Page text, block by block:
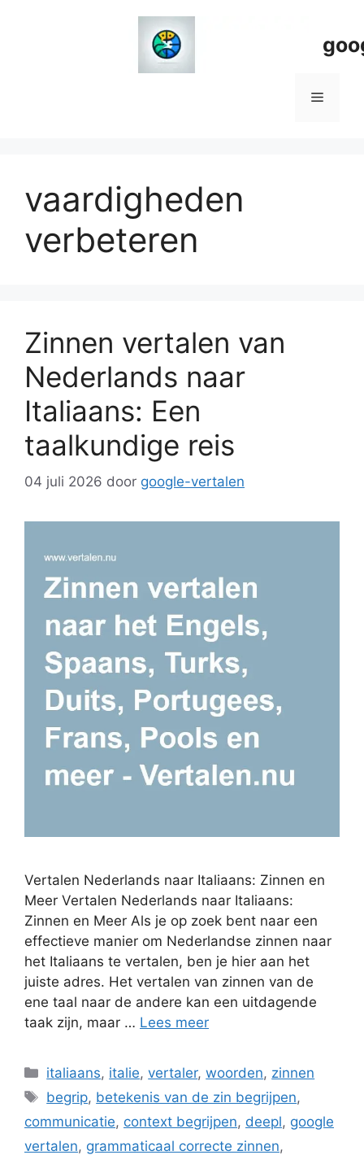
Menu
vaardigheden
verbeteren
Zinnen vertalen van
Nederlands naar
Italiaans: Een
taalkundige reis
04 juli 2026 door google-vertalen
Vertalen Nederlands naar Italiaans: Zinnen en
Meer Vertalen Nederlands naar Italiaans:
Zinnen en Meer Als je op zoek bent naar een
effectieve manier om Nederlandse zinnen naar
het Italiaans te vertalen, ben je hier aan het
juiste adres. Het vertalen van zinnen van de
ene taal naar de andere kan een uitdagende
taak zijn, maar … Lees meer
Categorieën
italiaans, italie,vertaler,woorden, zinnen
Tags
begrip, betekenis van de zin begrijpen,
communicatie, context begrijpen, deepl, google
vertalen, grammaticaal correcte zinnen,